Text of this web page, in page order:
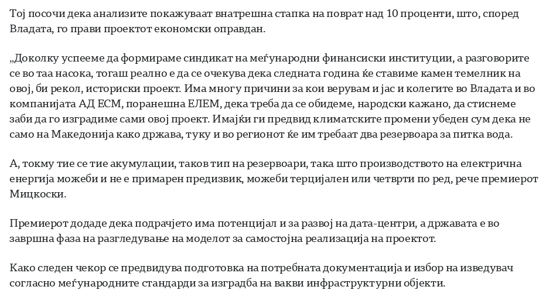
Тој посочи дека анализите покажуваат внатрешна стапка на поврат над 10 проценти, што, според
Владата, го прави проектот економски оправдан.
„Доколку успееме да формираме синдикат на меѓународни финансиски институции, а разговорите
се во таа насока, тогаш реално е да се очекува дека следната година ќе ставиме камен темелник на
овој, би рекол, историски проект. Има многу причини за кои верувам и јас и колегите во Владата и во
компанијата АД ЕСМ, поранешна ЕЛЕМ, дека треба да се обидеме, народски кажано, да стиснеме
заби да го изградиме сами овој проект. ​Имајќи ги предвид климатските промени убеден сум дека не
само на Македонија како држава, туку и во регионот ќе им требаат два резервоара за питка вода.
А, токму тие се тие акумулации, таков тип на резервоари, така што производството на електрична
енергија можеби и не е примарен предизвик, можеби терцијален или четврти по ред, рече премиерот
Мицкоски.
Премиерот додаде дека подрачјето има потенцијал и за развој на дата-центри, а државата е во
завршна фаза на разгледување на моделот за самостојна реализација на проектот.
Како следен чекор се предвидува подготовка на потребната документација и избор на изведувач
согласно меѓународните стандарди за изградба на вакви инфраструктурни објекти.